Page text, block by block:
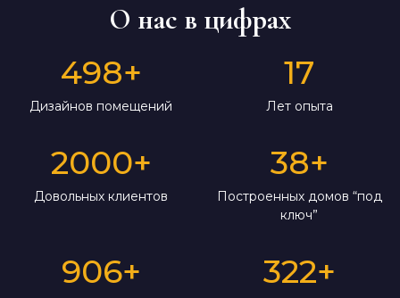
О нас в цифрах
498+
Дизайнов помещений
17
Лет опыта
2000+
Довольных клиентов
38+
Построенных домов “под
ключ”
906+ 322+